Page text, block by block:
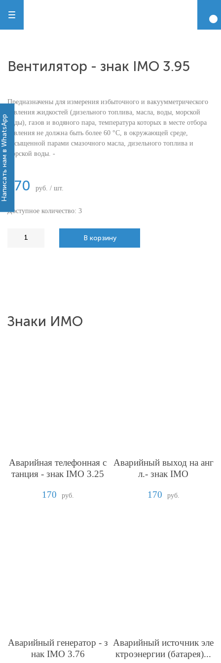
Вентилятор - знак IMO 3.95
Предназначены для измерения избыточного и вакуумметрического
давления жидкостей (дизельного топлива, масла, воды, морской
воды), газов и водяного пара, температура которых в месте отбора
давления не должна быть более 60 °С, в окружающей среде,
насыщенной парами смазочного масла, дизельного топлива и
морской воды. -
170 руб. / шт.
Доступное количество: 3
В корзину
Знаки ИМО
Аварийная телефонная с
танция - знак IMO 3.25
170
руб.
Аварийный выход на анг
л.- знак IMO
170
руб.
Аварийный генератор - з
нак IMO 3.76
Аварийный источник эле
ктроэнергии (батарея)...
Написать нам в WhatsApp